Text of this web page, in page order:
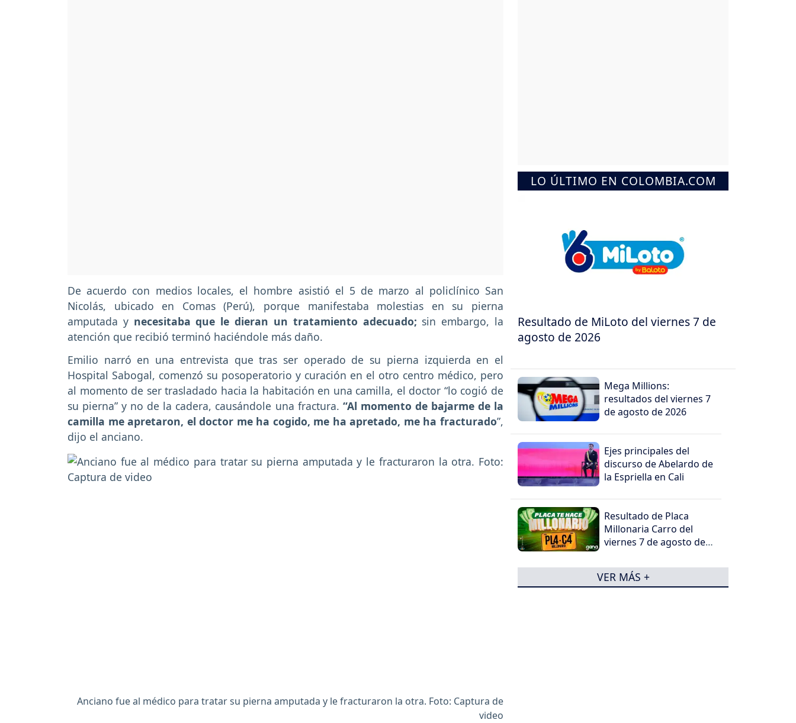
De acuerdo con medios locales, el hombre asistió el 5 de marzo al policlínico San
Nicolás, ubicado en Comas (Perú), porque manifestaba molestias en su pierna
amputada y necesitaba que le dieran un tratamiento adecuado; sin embargo, la
atención que recibió terminó haciéndole más daño.
Emilio narró en una entrevista que tras ser operado de su pierna izquierda en el
Hospital Sabogal, comenzó su posoperatorio y curación en el otro centro médico, pero
al momento de ser trasladado hacia la habitación en una camilla, el doctor “lo cogió de
su pierna” y no de la cadera, causándole una fractura. “Al momento de bajarme de la
camilla me apretaron, el doctor me ha cogido, me ha apretado, me ha fracturado”,
dijo el anciano.
Anciano fue al médico para tratar su pierna amputada y le fracturaron la otra. Foto: Captura de
video
LO ÚLTIMO EN COLOMBIA.COM
Resultado de MiLoto del viernes 7 de
agosto de 2026
Mega Millions:
resultados del viernes 7
de agosto de 2026
Ejes principales del
discurso de Abelardo de
la Espriella en Cali
Resultado de Placa
Millonaria Carro del
viernes 7 de agosto de
VER MÁS +